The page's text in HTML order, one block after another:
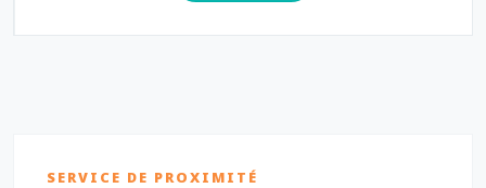
SERVICE DE PROXIMITÉ